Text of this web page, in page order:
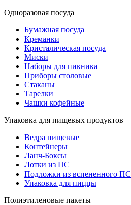
Одноразовая посуда
Бумажная посуда
Креманки
Кристалическая посуда
Миски
Наборы для пикника
Приборы столовые
Стаканы
Тарелки
Чашки кофейные
Упаковка для пищевых продуктов
Ведра пищевые
Контейнеры
Ланч-Боксы
Лотки из ПС
Подложки из вспененного ПС
Упаковка для пиццы
Полиэтиленовые пакеты